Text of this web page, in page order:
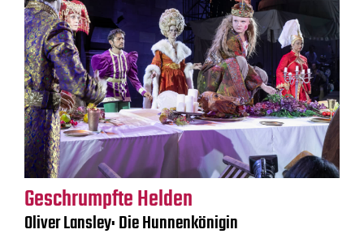
Geschrumpfte Helden
Oliver Lansley: Die Hunnenkönigin